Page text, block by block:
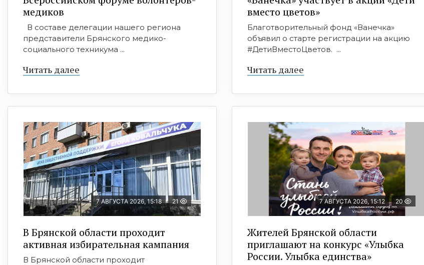
медиков
В составе делегации нашего региона
представители Брянского медико-
социального техникума ...
Читать далее
вместо цветов»
Благотворительный фонд «Ванечка»
объявил о старте регистрации на акцию
#ДетиВместоЦветов. ...
Читать далее
7 АВГУСТА 2026, 15:18 21
В Брянской области проходит
активная избирательная кампания
В Брянской области проходит
7 АВГУСТА 2026, 15:12 20
Жителей Брянской области
приглашают на конкурс «Улыбка
России. Улыбка единства»